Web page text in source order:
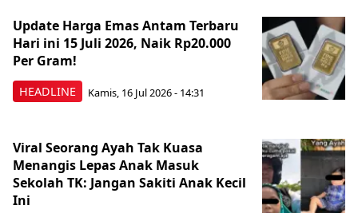
HEADLINE
Update Harga Emas Antam Terbaru
Hari ini 15 Juli 2026, Naik Rp20.000
Per Gram!
Kamis, 16 Jul 2026 - 14:31
Viral Seorang Ayah Tak Kuasa
Menangis Lepas Anak Masuk
Sekolah TK: Jangan Sakiti Anak Kecil
Ini